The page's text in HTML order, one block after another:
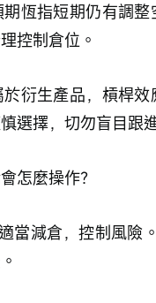
恆指短期仍有調
控制倉位。
衍生產品，槓桿
選擇，切勿盲目跟
怎麼操作？
當減倉，控制風險